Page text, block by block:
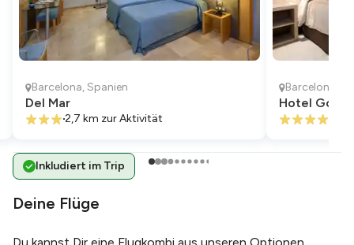
Barcelona, Spanien
Del Mar
2,7 km zur Aktivität
Barcelona
Hotel
Inkludiert im Trip
Deine Flüge